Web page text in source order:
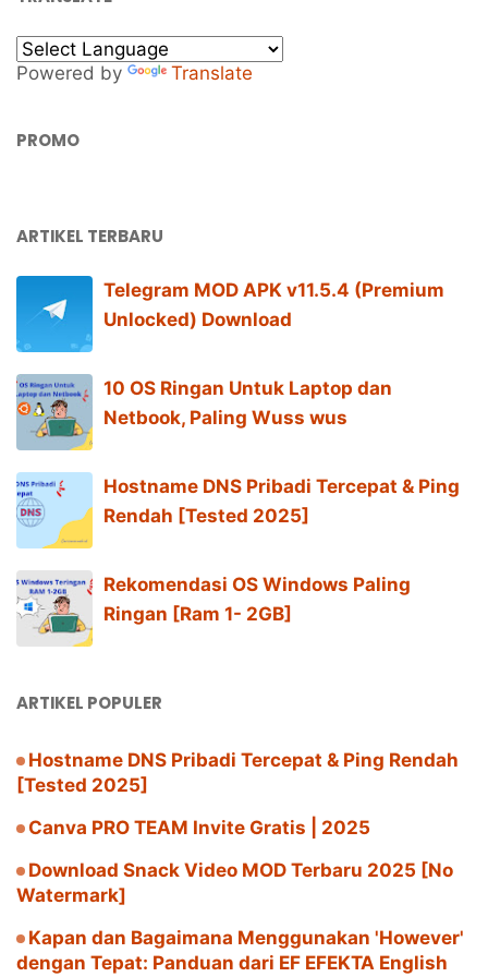
Powered by Translate
PROMO
ARTIKEL TERBARU
Telegram MOD APK v11.5.4 (Premium
Unlocked) Download
10 OS Ringan Untuk Laptop dan
Netbook, Paling Wuss wus
Hostname DNS Pribadi Tercepat & Ping
Rendah [Tested 2025]
Rekomendasi OS Windows Paling
Ringan [Ram 1- 2GB]
ARTIKEL POPULER
Hostname DNS Pribadi Tercepat & Ping Rendah
[Tested 2025]
Canva PRO TEAM Invite Gratis | 2025
Download Snack Video MOD Terbaru 2025 [No
Watermark]
Kapan dan Bagaimana Menggunakan 'However'
dengan Tepat: Panduan dari EF EFEKTA English